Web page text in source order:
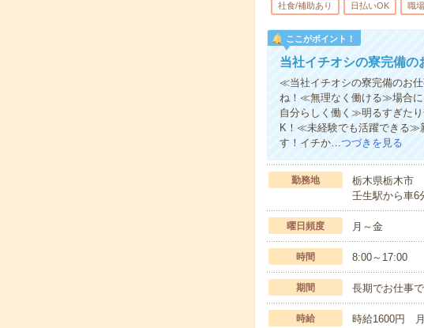
社食/補助あり 日払いOK 職
ここがポイント！
当社イチオシの寮完備の
≪当社イチオシの寮完備のお
ね！≪無理なく働ける≫場合に
自分らしく働く≫明るすぎた
K！≪未経験でも活躍できる≫
す！イチか…つづきを見る
勤務地
栃木県栃木市
壬生駅から車6
曜日頻度 月～金
時間 8:00～17:00
期間 長期でお仕事
時給 時給1600円